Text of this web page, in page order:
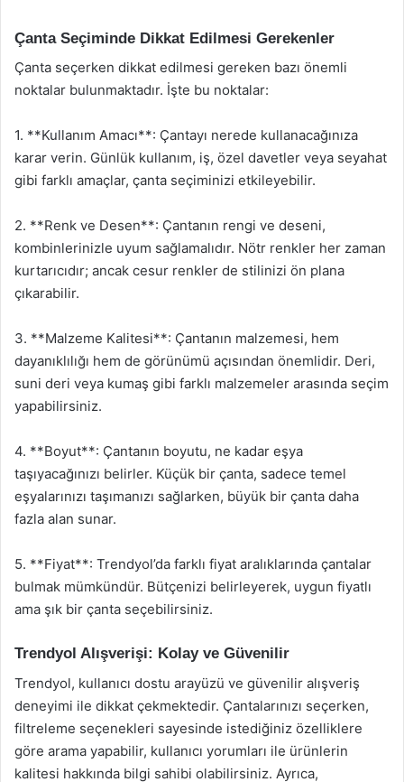
Çanta Seçiminde Dikkat Edilmesi Gerekenler
Çanta seçerken dikkat edilmesi gereken bazı önemli
noktalar bulunmaktadır. İşte bu noktalar:
1. **Kullanım Amacı**: Çantayı nerede kullanacağınıza
karar verin. Günlük kullanım, iş, özel davetler veya seyahat
gibi farklı amaçlar, çanta seçiminizi etkileyebilir.
2. **Renk ve Desen**: Çantanın rengi ve deseni,
kombinlerinizle uyum sağlamalıdır. Nötr renkler her zaman
kurtarıcıdır; ancak cesur renkler de stilinizi ön plana
çıkarabilir.
3. **Malzeme Kalitesi**: Çantanın malzemesi, hem
dayanıklılığı hem de görünümü açısından önemlidir. Deri,
suni deri veya kumaş gibi farklı malzemeler arasında seçim
yapabilirsiniz.
4. **Boyut**: Çantanın boyutu, ne kadar eşya
taşıyacağınızı belirler. Küçük bir çanta, sadece temel
eşyalarınızı taşımanızı sağlarken, büyük bir çanta daha
fazla alan sunar.
5. **Fiyat**: Trendyol’da farklı fiyat aralıklarında çantalar
bulmak mümkündür. Bütçenizi belirleyerek, uygun fiyatlı
ama şık bir çanta seçebilirsiniz.
Trendyol Alışverişi: Kolay ve Güvenilir
Trendyol, kullanıcı dostu arayüzü ve güvenilir alışveriş
deneyimi ile dikkat çekmektedir. Çantalarınızı seçerken,
filtreleme seçenekleri sayesinde istediğiniz özelliklere
göre arama yapabilir, kullanıcı yorumları ile ürünlerin
kalitesi hakkında bilgi sahibi olabilirsiniz. Ayrıca,